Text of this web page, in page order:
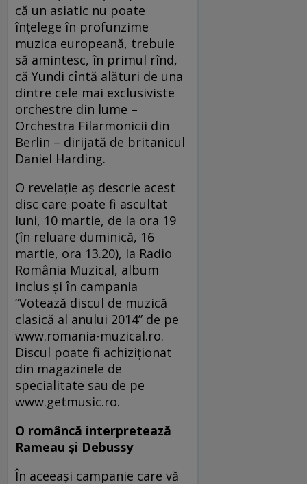
că un asiatic nu poate
înţelege în profunzime
muzica europeană, trebuie
să amintesc, în primul rînd,
că Yundi cîntă alături de una
dintre cele mai exclusiviste
orchestre din lume –
Orchestra Filarmonicii din
Berlin – dirijată de britanicul
Daniel Harding.
O revelaţie aş descrie acest
disc care poate fi ascultat
luni, 10 martie, de la ora 19
(în reluare duminică, 16
martie, ora 13.20), la Radio
România Muzical, album
inclus şi în campania
“Votează discul de muzică
clasică al anului 2014” de pe
www.romania-muzical.ro.
Discul poate fi achiziţionat
din magazinele de
specialitate sau de pe
www.getmusic.ro.
O româncă interpretează
Rameau şi Debussy
În aceeaşi campanie care vă